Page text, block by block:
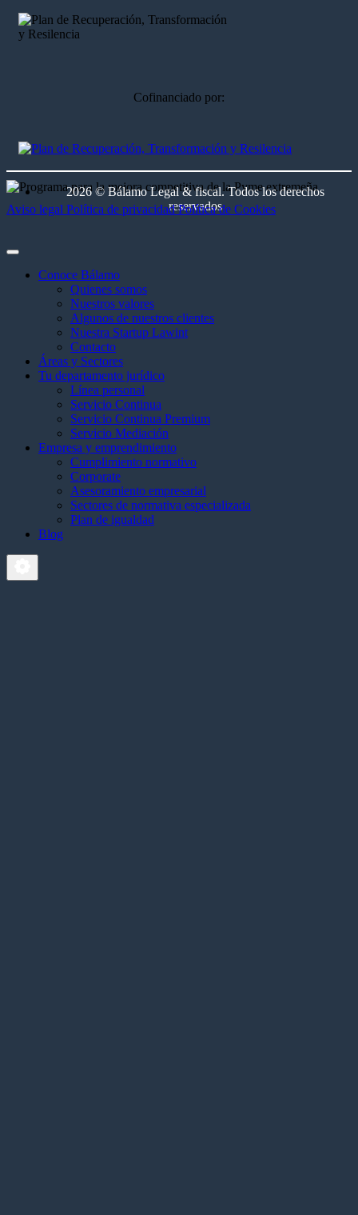
Cofinanciado por:
2026 © Bálamo Legal & fiscal. Todos los derechos
reservados
Aviso legal Política de privacidad Política de Cookies
Conoce Bálamo
Quienes somos
Nuestros valores
Algunos de nuestros clientes
Nuestra Startup Lawint
Contacto
Áreas y Sectores
Tu departamento jurídico
Línea personal
Servicio Continua
Servicio Continua Premium
Servicio Mediación
Empresa y emprendimiento
Cumplimiento normativo
Corporate
Asesoramiento empresarial
Sectores de normativa especializada
Plan de igualdad
Blog